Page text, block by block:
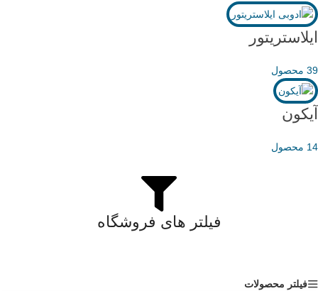
ایلاستریتور
39 محصول
آیکون
14 محصول
فیلتر های فروشگاه
فیلتر محصولات